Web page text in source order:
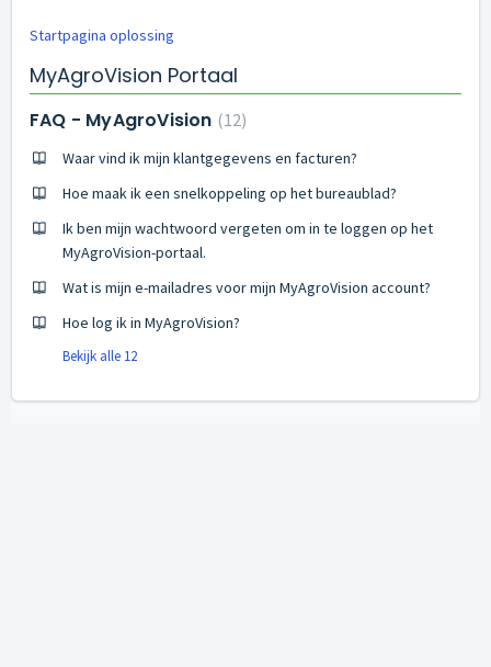
Startpagina oplossing
MyAgroVision Portaal
FAQ - MyAgroVision 12
Waar vind ik mijn klantgegevens en facturen?
Hoe maak ik een snelkoppeling op het bureaublad?
Ik ben mijn wachtwoord vergeten om in te loggen op het
MyAgroVision-portaal.
Wat is mijn e-mailadres voor mijn MyAgroVision account?
Hoe log ik in MyAgroVision?
Bekijk alle 12